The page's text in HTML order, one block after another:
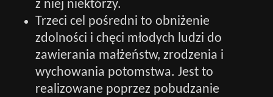
z niej niektórzy.
Trzeci cel pośredni to obniżenie
zdolności i chęci młodych ludzi do
zawierania małżeństw, zrodzenia i
wychowania potomstwa. Jest to
realizowane poprzez pobudzanie